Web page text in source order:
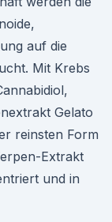
auf die
Mit Krebs
Gelato
reinsten Form
Extrakt
und in